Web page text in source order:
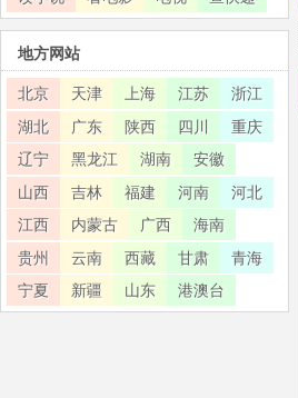
地方网站
北京 天津 上海 江苏
浙江
湖北
广东 陕西 四川
重庆
辽宁
黑龙江 湖南
安徽
山西
吉林 福建 河南
河北
江西
内蒙古 广西
海南
贵州
云南 西藏 甘肃
青海
宁夏
新疆 山东 港澳台